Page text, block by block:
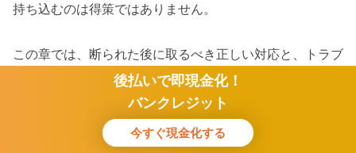
持ち込むのは得策ではありません。
この章では、断られた後に取るべき正しい対応と、トラブ
ルを防ぐための注意点を解説します。
焦って他店舗に持ち込まないほうがいい理由
トラブルを防ぐためのチェックリスト
後払いで即現金化！
バンクレジット
今すぐ現金化する